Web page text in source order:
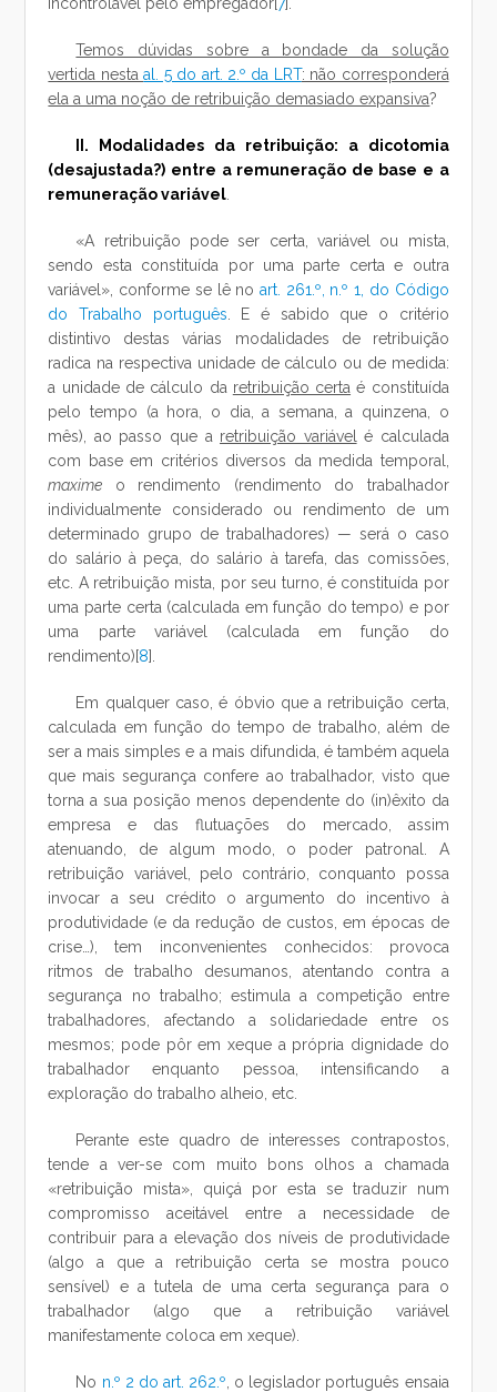
Temos dúvidas sobre a bondade da solução
vertida nestaal. 5 do art. 2.º da LRT: não corresponderá
ela a uma noção de retribuição demasiado expansiva?
II. Modalidades da retribuição: a dicotomia
(desajustada?) entre a remuneração de base e a
remuneração variável
«A retribuição pode ser certa, variável ou mista,
sendo esta constituída por uma parte certa e outra
variável», conforme se lê no art. 261.º, n.º 1, do Código
do Trabalho português . E é sabido que o critério
distintivo destas várias modalidades de retribuição
radica na respectiva unidade de cálculo ou de medida:
a unidade de cálculo da retribuição certa é constituída
pelo tempo (a hora, o dia, a semana, a quinzena, o
mês), ao passo que a retribuição variável
é calculada
com base em critérios diversos da medida temporal,
maxime o rendimento (rendimento do trabalhador
individualmente considerado ou rendimento de um
determinado grupo de trabalhadores) — será o caso
do salário à peça, do salário à tarefa, das comissões,
etc. A retribuição mista, por seu turno, é constituída por
uma parte certa (calculada em função do tempo) e por
uma parte variável (calculada em função do
rendimento)[8].
Em qualquer caso, é óbvio que a retribuição certa,
calculada em função do tempo de trabalho, além de
ser a mais simples e a mais difundida, é também aquela
que mais segurança confere ao trabalhador, visto que
torna a sua posição menos dependente do (in)êxito da
empresa e das flutuações do mercado, assim
atenuando, de algum modo, o poder patronal. A
retribuição variável, pelo contrário, conquanto possa
invocar a seu crédito o argumento do incentivo à
produtividade (e da redução de custos, em épocas de
crise…), tem inconvenientes conhecidos: provoca
ritmos de trabalho desumanos, atentando contra a
segurança no trabalho; estimula a competição entre
trabalhadores, afectando a solidariedade entre os
mesmos; pode pôr em xeque a própria dignidade do
trabalhador enquanto pessoa, intensificando a
exploração do trabalho alheio, etc.
Perante este quadro de interesses contrapostos,
tende a ver-se com muito bons olhos a chamada
«retribuição mista», quiçá por esta se traduzir num
compromisso aceitável entre a necessidade de
contribuir para a elevação dos níveis de produtividade
(algo a que a retribuição certa se mostra pouco
sensível) e a tutela de uma certa segurança para o
trabalhador (algo que a retribuição variável
manifestamente coloca em xeque).
No n.º 2 do art. 262.º , o legislador português ensaia